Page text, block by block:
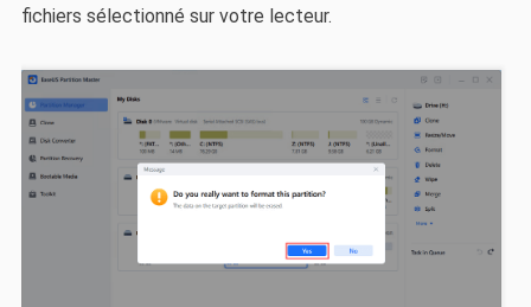
fichiers sélectionné sur votre lecteur.